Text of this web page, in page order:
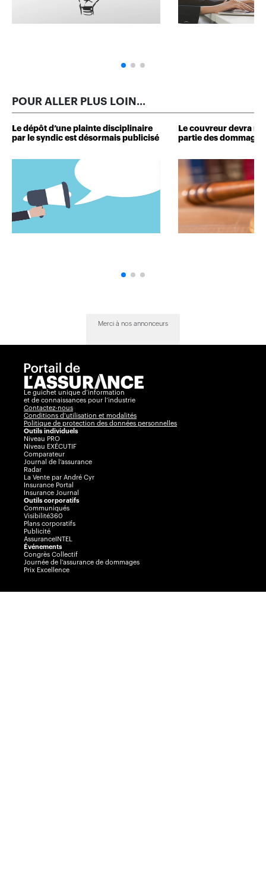
POUR ALLER PLUS LOIN...
Le dépôt d’une plainte disciplinaire
par le syndic est désormais publicisé
Le couvreur devra
partie des dommages
Merci à nos annonceurs
Le guichet unique d’information
et de connaissances pour l’industrie
Contactez-nous
Conditions d’utilisation et modalités
Politique de protection des données personnelles
Outils individuels
Niveau PRO
Niveau EXÉCUTIF
Comparateur
Journal de l’assurance
Radar
La Vente par André Cyr
Insurance Portal
Insurance Journal
Outils corporatifs
Communiqués
Visibilité360
Plans corporatifs
Publicité
AssuranceINTEL
Événements
Congrès Collectif
Journée de l’assurance de dommages
Prix Excellence